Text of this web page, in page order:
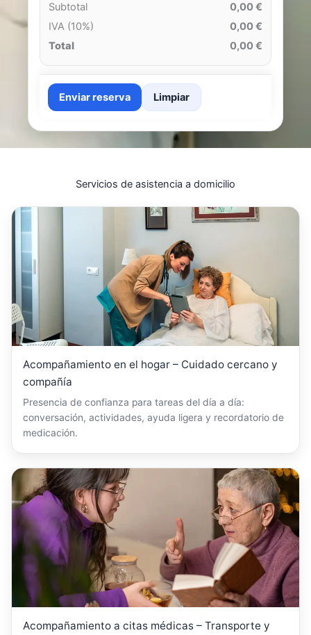
Subtotal
0,00 €
IVA (10%)
0,00 €
Total
0,00 €
Enviar reserva Limpiar
Servicios de asistencia a domicilio
Acompañamiento en el hogar – Cuidado cercano y
compañía
Presencia de confianza para tareas del día a día:
conversación, actividades, ayuda ligera y recordatorio de
medicación.
Acompañamiento a citas médicas – Transporte y